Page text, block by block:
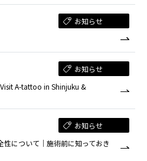
お知らせ
お知らせ
A-tattoo in Shinjuku &
お知らせ
について｜施術前に知っておき